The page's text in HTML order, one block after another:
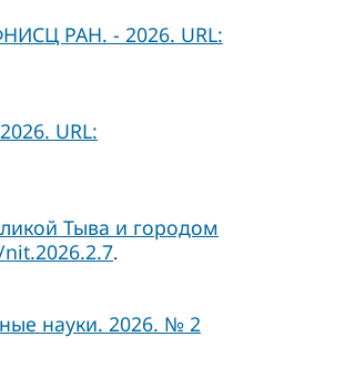
РАН. - 2026. URL:
URL:
Тыва и городом
.
науки. 2026. № 2